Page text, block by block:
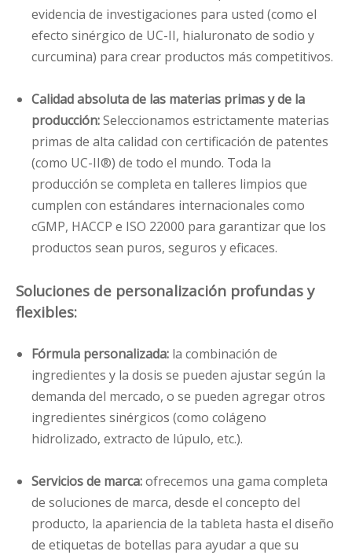
evidencia de investigaciones para usted (como el
efecto sinérgico de UC-II, hialuronato de sodio y
curcumina) para crear productos más competitivos.
Calidad absoluta de las materias primas y de la
producción:Seleccionamos estrictamente materias
primas de alta calidad con certificación de patentes
(como UC-II®) de todo el mundo. Toda la
producción se completa en talleres limpios que
cumplen con estándares internacionales como
cGMP, HACCP e ISO 22000 para garantizar que los
productos sean puros, seguros y eficaces.
Soluciones de personalización profundas y
flexibles:
Fórmula personalizada: la combinación de
ingredientes y la dosis se pueden ajustar según la
demanda del mercado, o se pueden agregar otros
ingredientes sinérgicos (como colágeno
hidrolizado, extracto de lúpulo, etc.).
Servicios de marca:ofrecemos una gama completa
de soluciones de marca, desde el concepto del
producto, la apariencia de la tableta hasta el diseño
de etiquetas de botellas para ayudar a que su